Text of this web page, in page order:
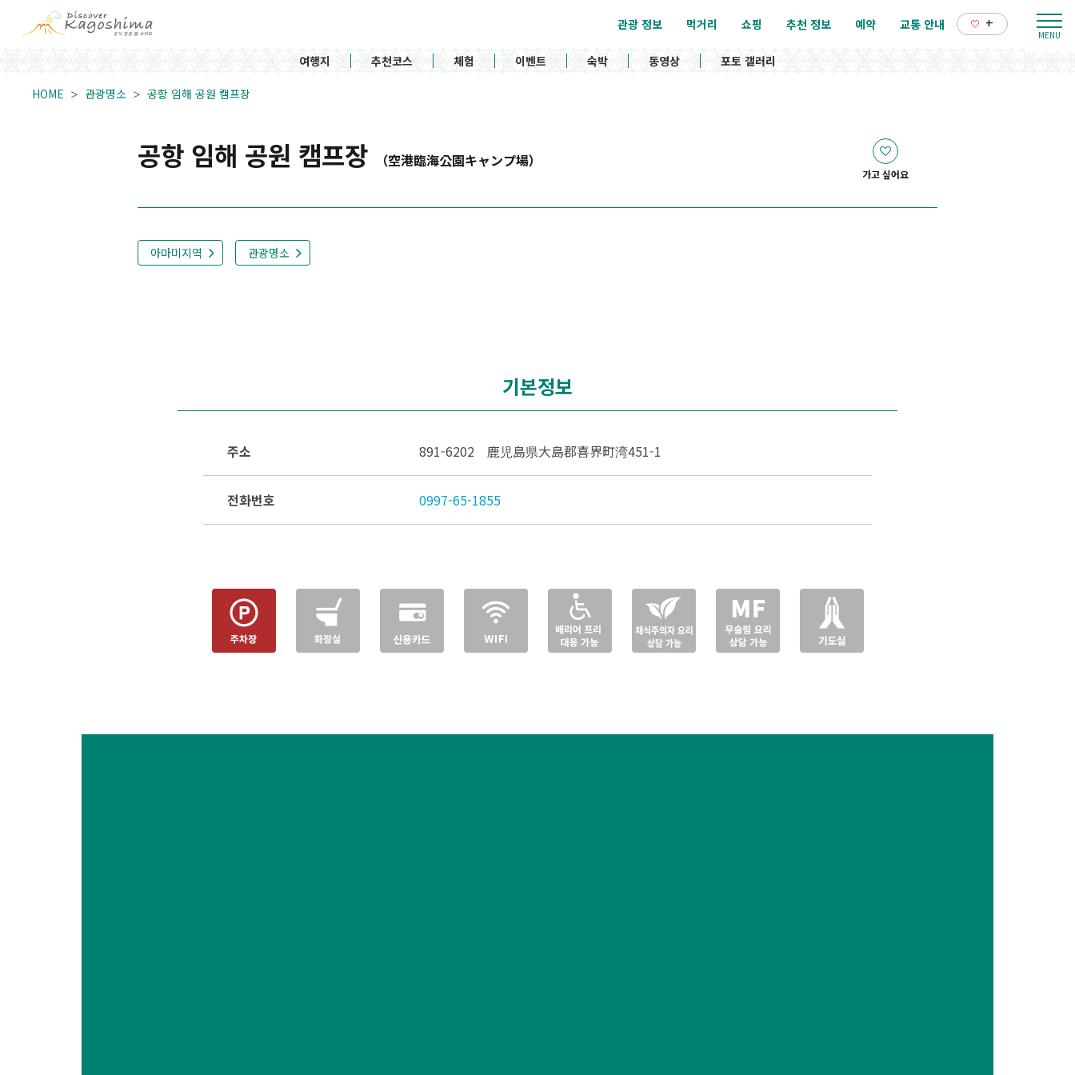
관광 정보 먹거리 쇼핑 추천 정보 예약 교통 안내 +
여행지 추천코스 체험 이벤트 숙박 동영상 포토 갤러리
HOME 관광명소 공항 임해 공원 캠프장
공항 임해 공원 캠프장 （空港臨海公園キャンプ場）
가고 싶어요
아마미지역 관광명소
기본정보
주소 891-6202 鹿児島県大島郡喜界町湾451-1
전화번호 0997-65-1855